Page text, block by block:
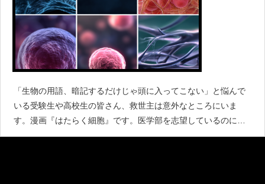
「生物の用語、暗記するだけじゃ頭に入ってこない」と悩んで
いる受験生や高校生の皆さん、救世主は意外なところにいま
す。漫画『はたらく細胞』です。医学部を志望しているのに、
生物が全然できない。物理から生物に変えたのに生物に全く興